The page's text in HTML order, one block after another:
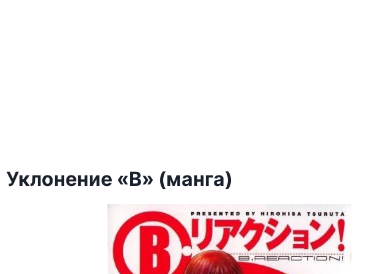
Уклонение «B» (манга)